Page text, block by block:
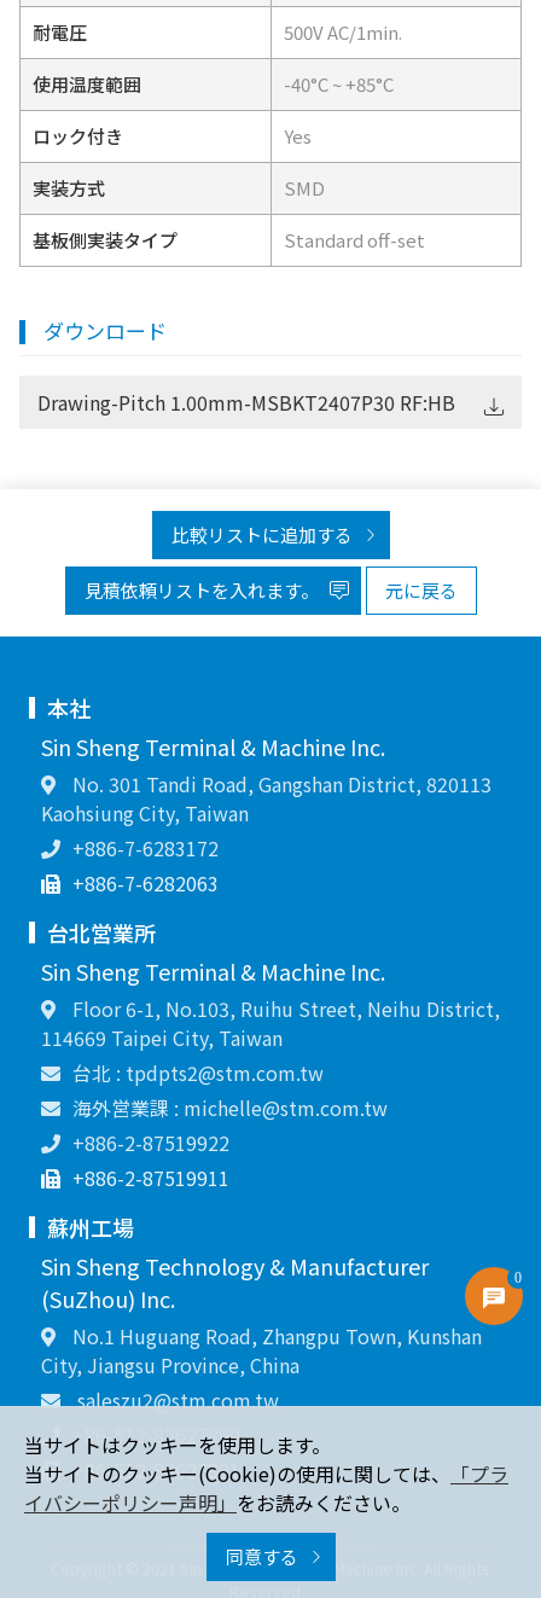
耐電圧 500V AC/1min.
使用温度範囲 -40°C ~ +85°C
ロック付き Yes
実装方式 SMD
基板側実装タイプ Standard off-set
ダウンロード
Drawing-Pitch 1.00mm-MSBKT2407P30 RF:HB
比較リストに追加する
見積依頼リストを入れます。 元に戻る
本社
Sin Sheng Terminal & Machine Inc.
No. 301 Tandi Road, Gangshan District, 820113
Kaohsiung City, Taiwan
+886-7-6283172
+886-7-6282063
台北営業所
Sin Sheng Terminal & Machine Inc.
Floor 6-1, No.103, Ruihu Street, Neihu District,
114669 Taipei City, Taiwan
台北 : tpdpts2@stm.com.tw
海外営業課 : michelle@stm.com.tw
+886-2-87519922
+886-2-87519911
蘇州工場
Sin Sheng Technology & Manufacturer
(SuZhou) Inc.
No.1 Huguang Road, Zhangpu Town, Kunshan
City, Jiangsu Province, China
saleszu2@stm.com.tw
+86-512-82627890
+86-512-82627891
Copyright © 2021 Sin Sheng Terminal & Machine Inc. All Rights
当サイトはクッキーを使用します。
当サイトのクッキー(Cookie)の使用に関しては、
「プラ
イバシーポリシー声明」 をお読みください。
同意する
0